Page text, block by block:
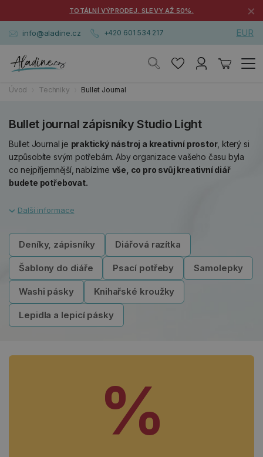
TOTÁLNÍ VÝPRODEJ. SLEVY AŽ 50%. ×
info@aladine.cz +420 601 534 217 EUR
Úvod Techniky Bullet Journal
Bullet journal zápisníky Studio Light
Bullet Journal je praktický nástroj a kreativní prostor, který si
uzpůsobíte svým potřebám. Aby organizace vašeho času byla
co nejpříjemnější, nabízíme vše, co pro svůj kreativní diář
budete potřebovat.
Deníky, zápisníky Diářová razítka
Šablony do diáře Psací potřeby Samolepky
Washi pásky Knihařské kroužky
Lepidla a lepicí pásky
%